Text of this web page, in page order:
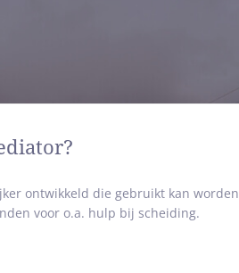
ontwikkeld die gebruikt kan worden
voor o.a. hulp bij scheiding.